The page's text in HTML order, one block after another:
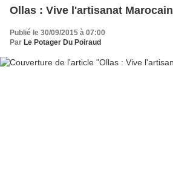
Ollas : Vive l'artisanat Marocain
Publié le 30/09/2015 à 07:00
Par Le Potager Du Poiraud